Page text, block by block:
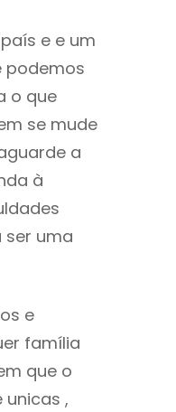
e e um
podemos
o que
se mude
a
à
uma
e
família
que o
,